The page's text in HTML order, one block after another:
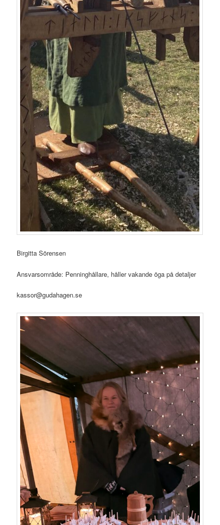
Birgitta Sörensen
Ansvarsområde: Penninghållare, håller vakande öga på detaljer
kassor@gudahagen.se